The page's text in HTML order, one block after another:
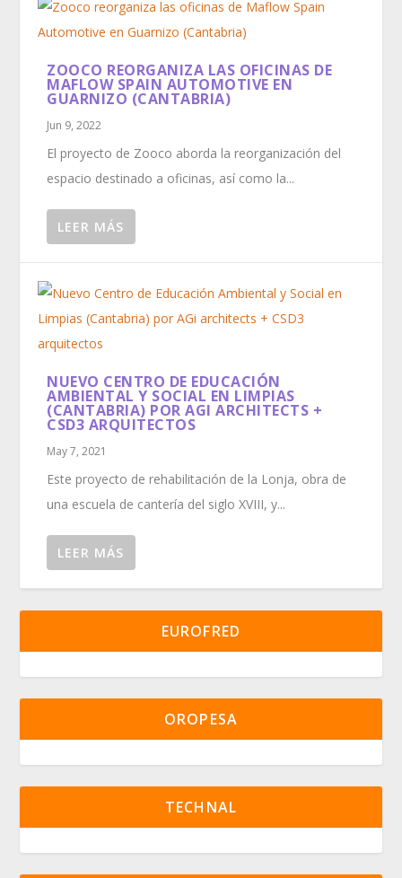
ZOOCO REORGANIZA LAS OFICINAS DE
MAFLOW SPAIN AUTOMOTIVE EN
GUARNIZO (CANTABRIA)
Jun 9, 2022
El proyecto de Zooco aborda la reorganización del
espacio destinado a oficinas, así como la...
LEER MÁS
NUEVO CENTRO DE EDUCACIÓN
AMBIENTAL Y SOCIAL EN LIMPIAS
(CANTABRIA) POR AGI ARCHITECTS +
CSD3 ARQUITECTOS
May 7, 2021
Este proyecto de rehabilitación de la Lonja, obra de
una escuela de cantería del siglo XVIII, y...
LEER MÁS
EUROFRED
OROPESA
TECHNAL